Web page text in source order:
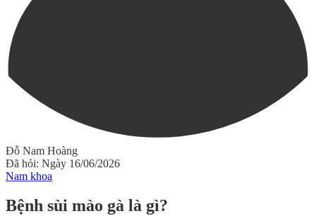
Đỗ Nam Hoàng
Đã hỏi: Ngày 16/06/2026
Nam khoa
Bệnh sùi mào gà là gì?